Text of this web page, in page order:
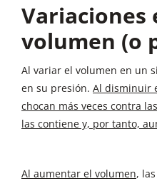
¿Hacia qué sentido
Hacia el sentido
Conclusión: el
izquierda (hacia los
Variaciones
volumen (o
Al variar el volumen en un
en su presión. Al disminuir
chocan más veces contra
las contiene y, por tanto,
Al aumentar el volumen,